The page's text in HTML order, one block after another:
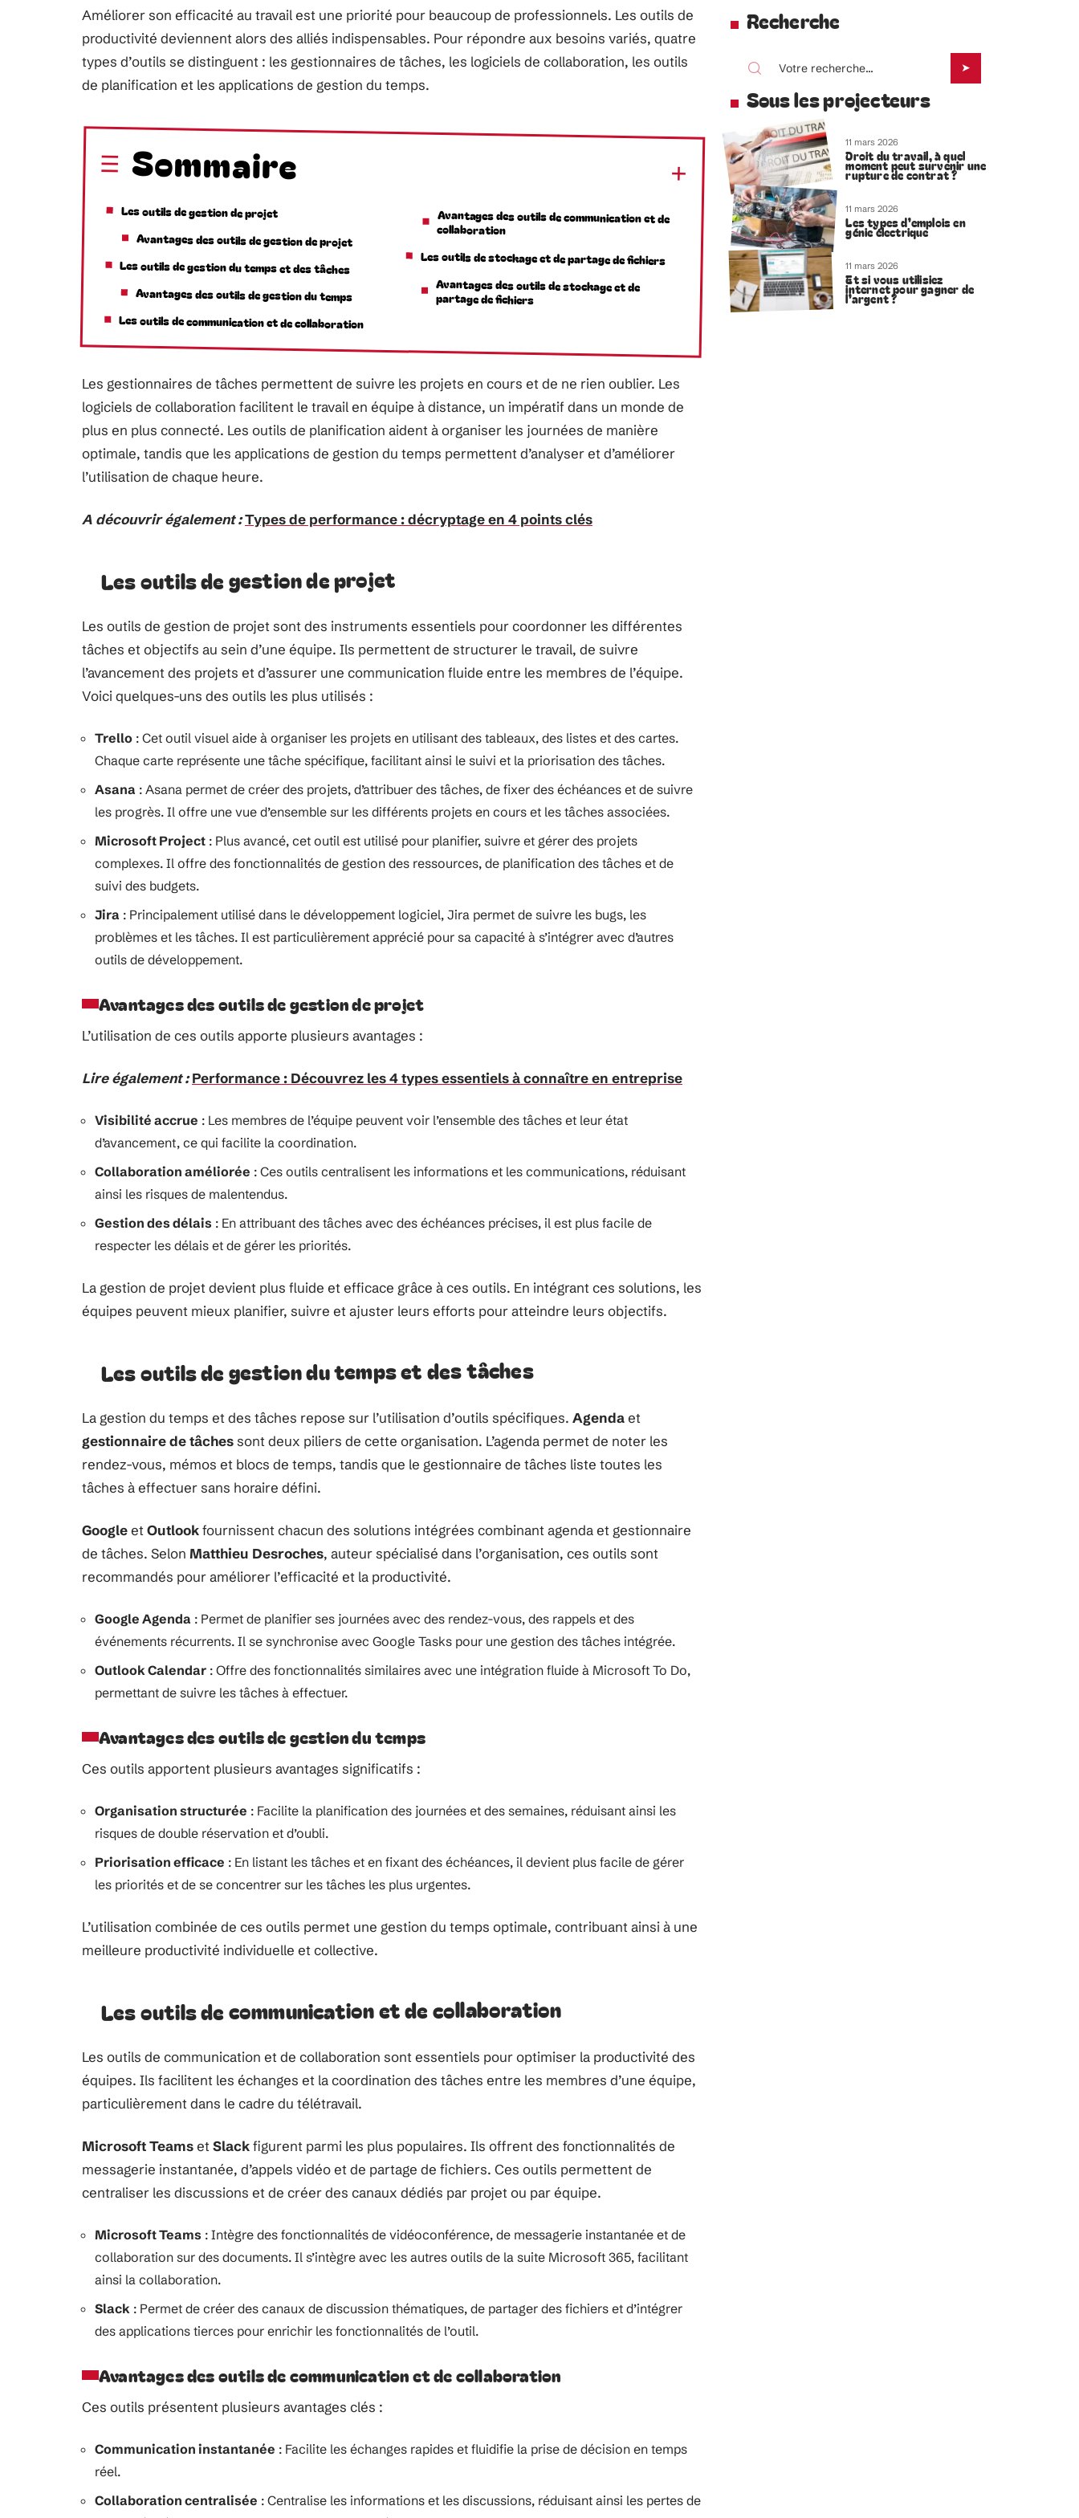
Améliorer son efficacité au travail est une priorité pour beaucoup de professionnels. Les outils de
productivité deviennent alors des alliés indispensables. Pour répondre aux besoins variés, quatre
types d’outils se distinguent : les gestionnaires de tâches, les logiciels de collaboration, les outils
de planification et les applications de gestion du temps.
Sommaire
Les outils de gestion de projet
Avantages des outils de gestion de projet
Les outils de gestion du temps et des tâches
Avantages des outils de gestion du temps
Les outils de communication et de collaboration
Avantages des outils de communication et de
collaboration
Les outils de stockage et de partage de fichiers
Avantages des outils de stockage et de
partage de fichiers
Les gestionnaires de tâches permettent de suivre les projets en cours et de ne rien oublier. Les
logiciels de collaboration facilitent le travail en équipe à distance, un impératif dans un monde de
plus en plus connecté. Les outils de planification aident à organiser les journées de manière
optimale, tandis que les applications de gestion du temps permettent d’analyser et d’améliorer
l’utilisation de chaque heure.
A découvrir également :Types de performance : décryptage en 4 points clés
Les outils de gestion de projet
Les outils de gestion de projet sont des instruments essentiels pour coordonner les différentes
tâches et objectifs au sein d’une équipe. Ils permettent de structurer le travail, de suivre
l’avancement des projets et d’assurer une communication fluide entre les membres de l’équipe.
Voici quelques-uns des outils les plus utilisés :
Trello : Cet outil visuel aide à organiser les projets en utilisant des tableaux, des listes et des cartes.
Chaque carte représente une tâche spécifique, facilitant ainsi le suivi et la priorisation des tâches.
Asana : Asana permet de créer des projets, d’attribuer des tâches, de fixer des échéances et de suivre
les progrès. Il offre une vue d’ensemble sur les différents projets en cours et les tâches associées.
Microsoft Project : Plus avancé, cet outil est utilisé pour planifier, suivre et gérer des projets
complexes. Il offre des fonctionnalités de gestion des ressources, de planification des tâches et de
suivi des budgets.
Jira : Principalement utilisé dans le développement logiciel, Jira permet de suivre les bugs, les
problèmes et les tâches. Il est particulièrement apprécié pour sa capacité à s’intégrer avec d’autres
outils de développement.
Avantages des outils de gestion de projet
L’utilisation de ces outils apporte plusieurs avantages :
Lire également : Performance : Découvrez les 4 types essentiels à connaître en entreprise
Visibilité accrue : Les membres de l’équipe peuvent voir l’ensemble des tâches et leur état
d’avancement, ce qui facilite la coordination.
Collaboration améliorée : Ces outils centralisent les informations et les communications, réduisant
ainsi les risques de malentendus.
Gestion des délais : En attribuant des tâches avec des échéances précises, il est plus facile de
respecter les délais et de gérer les priorités.
La gestion de projet devient plus fluide et efficace grâce à ces outils. En intégrant ces solutions, les
équipes peuvent mieux planifier, suivre et ajuster leurs efforts pour atteindre leurs objectifs.
Les outils de gestion du temps et des tâches
La gestion du temps et des tâches repose sur l’utilisation d’outils spécifiques. Agendaet
gestionnaire de tâchessont deux piliers de cette organisation. L’agenda permet de noter les
rendez-vous, mémos et blocs de temps, tandis que le gestionnaire de tâches liste toutes les
tâches à effectuer sans horaire défini.
Googleet Outlookfournissent chacun des solutions intégrées combinant agenda et gestionnaire
de tâches. Selon Matthieu Desroches, auteur spécialisé dans l’organisation, ces outils sont
recommandés pour améliorer l’efficacité et la productivité.
Google Agenda : Permet de planifier ses journées avec des rendez-vous, des rappels et des
événements récurrents. Il se synchronise avec Google Tasks pour une gestion des tâches intégrée.
Outlook Calendar : Offre des fonctionnalités similaires avec une intégration fluide à Microsoft To Do,
permettant de suivre les tâches à effectuer.
Avantages des outils de gestion du temps
Ces outils apportent plusieurs avantages significatifs :
Organisation structurée : Facilite la planification des journées et des semaines, réduisant ainsi les
risques de double réservation et d’oubli.
Priorisation efficace : En listant les tâches et en fixant des échéances, il devient plus facile de gérer
les priorités et de se concentrer sur les tâches les plus urgentes.
L’utilisation combinée de ces outils permet une gestion du temps optimale, contribuant ainsi à une
meilleure productivité individuelle et collective.
Les outils de communication et de collaboration
Les outils de communication et de collaboration sont essentiels pour optimiser la productivité des
équipes. Ils facilitent les échanges et la coordination des tâches entre les membres d’une équipe,
particulièrement dans le cadre du télétravail.
Microsoft Teamset Slackfigurent parmi les plus populaires. Ils offrent des fonctionnalités de
messagerie instantanée, d’appels vidéo et de partage de fichiers. Ces outils permettent de
centraliser les discussions et de créer des canaux dédiés par projet ou par équipe.
Microsoft Teams : Intègre des fonctionnalités de vidéoconférence, de messagerie instantanée et de
collaboration sur des documents. Il s’intègre avec les autres outils de la suite Microsoft 365, facilitant
ainsi la collaboration.
Slack : Permet de créer des canaux de discussion thématiques, de partager des fichiers et d’intégrer
des applications tierces pour enrichir les fonctionnalités de l’outil.
Avantages des outils de communication et de collaboration
Ces outils présentent plusieurs avantages clés :
Communication instantanée : Facilite les échanges rapides et fluidifie la prise de décision en temps
réel.
Collaboration centralisée : Centralise les informations et les discussions, réduisant ainsi les pertes de
Recherche
Sous les projecteurs
11 mars 2026
Droit du travail, à quel
moment peut survenir une
rupture de contrat ?
11 mars 2026
Les types d’emplois en
génie électrique
11 mars 2026
Et si vous utilisiez
internet pour gagner de
l’argent ?